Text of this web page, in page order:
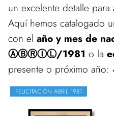
un excelente detalle
Aquí hemos catalogado
con el año y mes de
ⒶⒷⓇⒾⓁ/1981 o la
presente o próximo año:
FELICITACIÓN ABRIL 1981